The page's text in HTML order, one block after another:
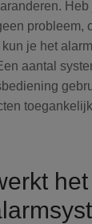
probleem,
je het
aantal